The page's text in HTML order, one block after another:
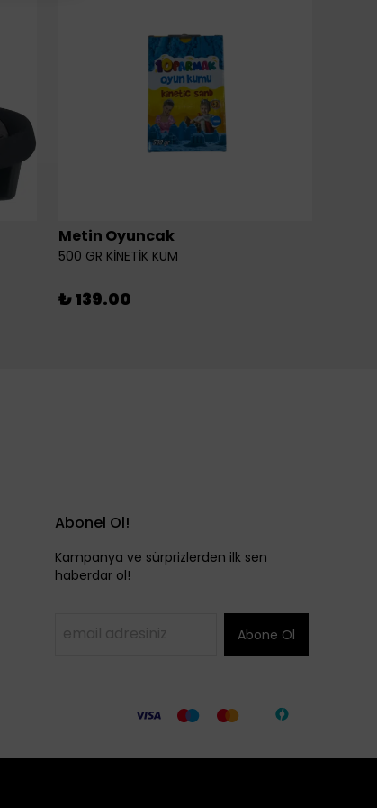
Metin Oyuncak
500 GR KİNETİK KUM
₺ 139.00
Abonel Ol!
Kampanya ve sürprizlerden ilk sen
haberdar ol!
Abone Ol